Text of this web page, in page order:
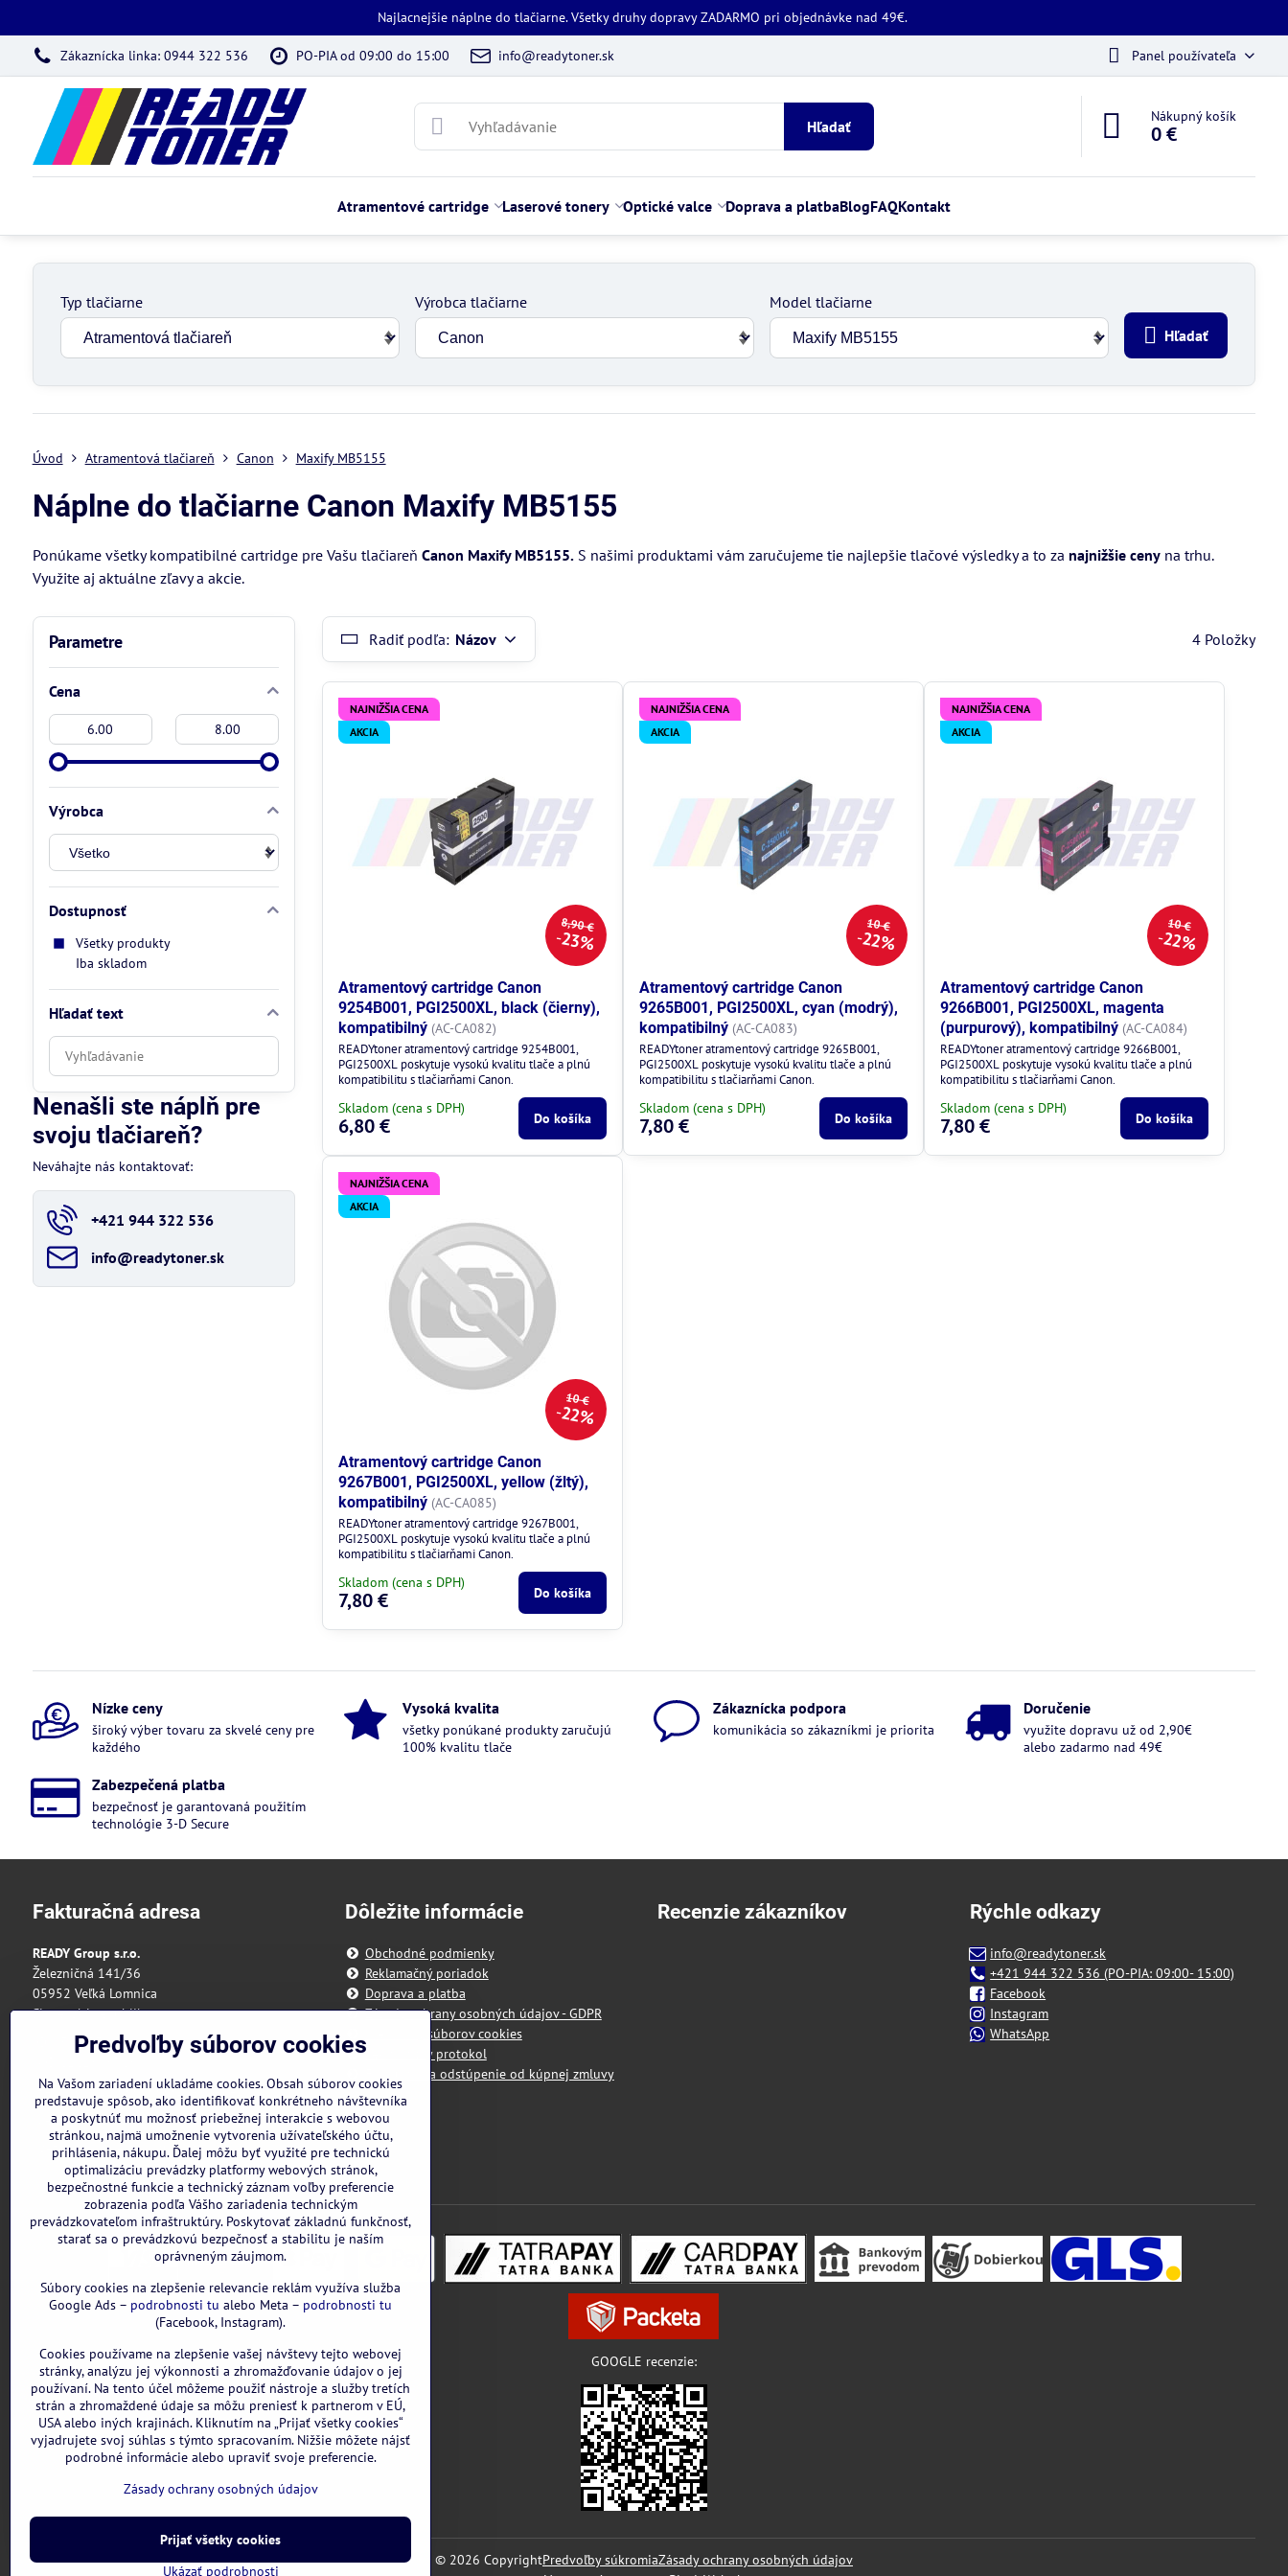
Najlacnejšie náplne do tlačiarne. Všetky druhy dopravy ZADARMO pri objednávke nad 49€.
Zákaznícka linka: 0944 322 536 PO-PIA od 09:00 do 15:00 info@readytoner.sk Panel používateľa
Hľadať
Nákupný košík
0 €
Atramentové cartridge Laserové tonery Optické valce Doprava a platbaBlogFAQKontakt
Typ tlačiarne Výrobca tlačiarne
Model tlačiarne
Hľadať
Úvod Atramentová tlačiareň Canon Maxify MB5155
Náplne do tlačiarne Canon Maxify MB5155
Ponúkame všetky kompatibilné cartridge pre Vašu tlačiareň Canon Maxify MB5155.S našimi produktami vám zaručujeme tie najlepšie tlačové výsledky a to za najnižšie cenyna trhu.
Využite aj aktuálne zľavy a akcie.
Radiť podľa: Názov 4 Položky
8,90 €
23%
NAJNIŽŠIA CENA
AKCIA
Atramentový cartridge Canon
9254B001, PGI2500XL, black (čierny),
kompatibilný (AC-CA082)
READYtoner atramentový cartridge 9254B001,
PGI2500XL poskytuje vysokú kvalitu tlače a plnú
kompatibilitu s tlačiarňami Canon.
Skladom (cena s DPH)
6,80 € Do košíka
10 €
22%
NAJNIŽŠIA CENA
AKCIA
Atramentový cartridge Canon
9265B001, PGI2500XL, cyan (modrý),
kompatibilný (AC-CA083)
READYtoner atramentový cartridge 9265B001,
PGI2500XL poskytuje vysokú kvalitu tlače a plnú
kompatibilitu s tlačiarňami Canon.
Skladom (cena s DPH)
7,80 € Do košíka
10 €
22%
NAJNIŽŠIA CENA
AKCIA
Atramentový cartridge Canon
9266B001, PGI2500XL, magenta
(purpurový), kompatibilný (AC-CA084)
READYtoner atramentový cartridge 9266B001,
PGI2500XL poskytuje vysokú kvalitu tlače a plnú
kompatibilitu s tlačiarňami Canon.
Skladom (cena s DPH)
7,80 € Do košíka
10 €
22%
NAJNIŽŠIA CENA
AKCIA
Atramentový cartridge Canon
9267B001, PGI2500XL, yellow (žltý),
kompatibilný (AC-CA085)
READYtoner atramentový cartridge 9267B001,
PGI2500XL poskytuje vysokú kvalitu tlače a plnú
kompatibilitu s tlačiarňami Canon.
Skladom (cena s DPH)
7,80 € Do košíka
Parametre
Cena
Od:
Do:
Výrobca
Dostupnosť
Všetky produkty
Iba skladom
Hľadať text
Prehľadať
výsledky
filtra
fulltextom
Nenašli ste náplň pre
svoju tlačiareň?
Neváhajte nás kontaktovať:
+421 944 322 536
info​@readytoner​.sk
Nízke ceny
široký výber tovaru za skvelé ceny pre
každého
Vysoká kvalita
všetky ponúkané produkty zaručujú
100% kvalitu tlače
Zákaznícka podpora
komunikácia so zákazníkmi je priorita
Doručenie
využite dopravu už od 2,90€
alebo zadarmo nad 49€
Zabezpečená platba
bezpečnosť je garantovaná použitím
technológie 3-D Secure
Fakturačná adresa
READY Group s.r.o.
Železničná 141/36
05952 Veľká Lomnica
Slovenská republika
IČO: 55 175 431
IBAN: SK3111000000002942143418
Nie sme platcami DPH
Všetky uvedené ceny sú vrátane DPH.
Dôležite informácie
Obchodné podmienky
Reklamačný poriadok
Doprava a platba
Zásady ochrany osobných údajov - GDPR
Predvoľby súborov cookies
Reklamačný protokol
Formulár na odstúpenie od kúpnej zmluvy
Recenzie zákazníkov Rýchle odkazy
info@readytoner.sk
+421 944 322 536 (PO-PIA: 09:00- 15:00)
Facebook
Instagram
WhatsApp
GOOGLE recenzie:
© 2026 CopyrightPredvoľby súkromiaZásady ochrany osobných údajov
Predvoľby súborov cookies
Na Vašom zariadení ukladáme cookies. Obsah súborov cookies
predstavuje spôsob, ako identifikovať konkrétneho návštevníka
a poskytnúť mu možnosť priebežnej interakcie s webovou
stránkou, najmä umožnenie vytvorenia užívateľského účtu,
prihlásenia, nákupu. Ďalej môžu byť využité pre technickú
optimalizáciu prevádzky platformy webových stránok,
bezpečnostné funkcie a technický záznam voľby preferencie
zobrazenia podľa Vášho zariadenia technickým
prevádzkovateľom infraštruktúry. Poskytovať základnú funkčnosť,
starať sa o prevádzkovú bezpečnosť a stabilitu je naším
oprávneným záujmom.
Súbory cookies na zlepšenie relevancie reklám využíva služba
Google Ads – podrobnosti tu alebo Meta – podrobnosti tu
(Facebook, Instagram).
Cookies používame na zlepšenie vašej návštevy tejto webovej
stránky, analýzu jej výkonnosti a zhromažďovanie údajov o jej
používaní. Na tento účel môžeme použiť nástroje a služby tretích
strán a zhromaždené údaje sa môžu preniesť k partnerom v EÚ,
USA alebo iných krajinách. Kliknutím na „Prijať všetky cookies“
vyjadrujete svoj súhlas s týmto spracovaním. Nižšie môžete nájsť
podrobné informácie alebo upraviť svoje preferencie.
Zásady ochrany osobných údajov
Ukázať podrobnosti
Prijať všetky cookies